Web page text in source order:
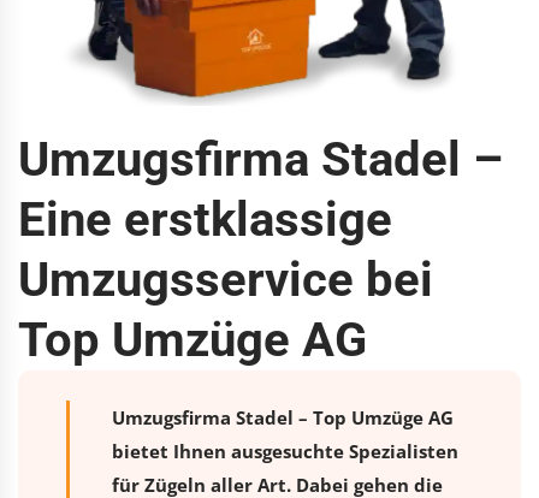
Umzugsfirma Stadel –
Eine erstklassige
Umzugsservice bei
Top Umzüge AG
Umzugsfirma Stadel – Top Umzüge AG
bietet Ihnen ausgesuchte Spezialisten
für Zügeln aller Art. Dabei gehen die